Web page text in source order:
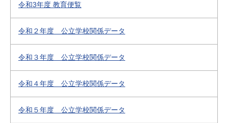
令和3年度 教育便覧
令和２年度 公立学校関係データ
令和３年度 公立学校関係データ
令和４年度 公立学校関係データ
令和５年度 公立学校関係データ